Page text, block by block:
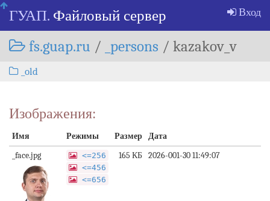
Skip
navigation
Вход
ГУАП. Файловый сервер
fs.guap.ru / _persons / kazakov_v
_old
Изображения:
Имя Режимы Размер Дата
_face.jpg
<=256
<=456
<=656
165 КБ 2026-001-30 11:49:07